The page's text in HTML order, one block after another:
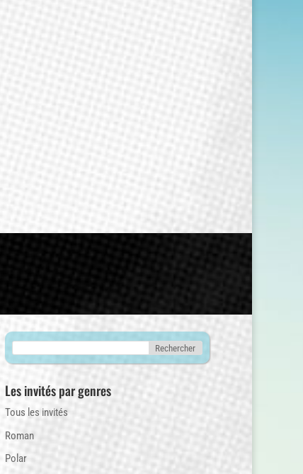
Les invités par genres
Tous les invités
Roman
Polar